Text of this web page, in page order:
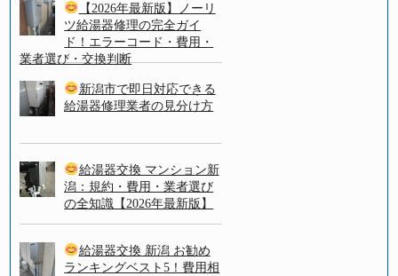
【2026年最新版】ノーリ
ツ給湯器修理の完全ガイ
ド！エラーコード・費用・
業者選び・交換判断
新潟市で即日対応できる
給湯器修理業者の見分け方
給湯器交換 マンション新
潟：規約・費用・業者選び
の全知識【2026年最新版】
給湯器交換 新潟 お勧め
ランキングベスト5！費用相